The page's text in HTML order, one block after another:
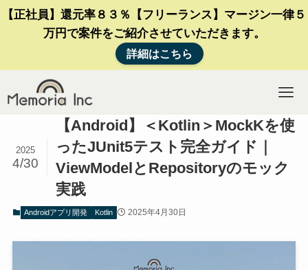
【正社員】還元率８３％【フリーランス】マージン一律５
万円で案件をご紹介させていただきます。
詳細はこちら
【Android】＜Kotlin＞MockKを使
ったJUnit5テスト完全ガイド｜
ViewModelとRepositoryのモック
実践
2025
4/30
Androidアプリ開発 Kotlin 2025年4月30日